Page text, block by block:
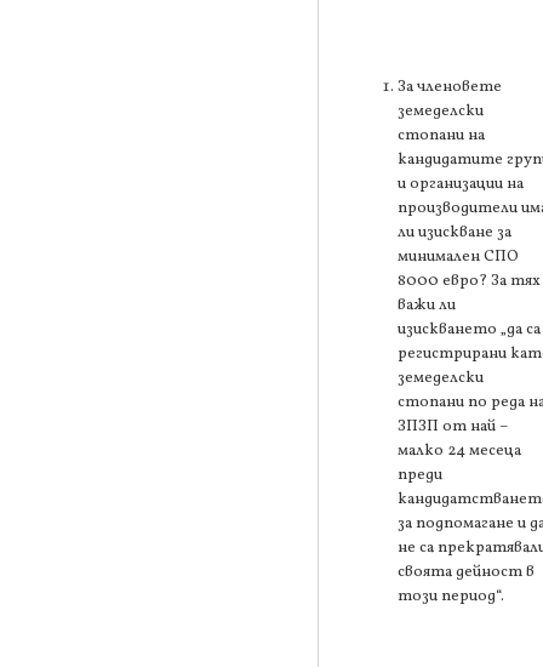
За членовете
земеделски
стопани на
кандидатите
и организации на
производители
ли изискване за
минимален СПО
8000 евро? За тях
важи ли
изискването „да са
регистрирани
земеделски
стопани по реда
ЗПЗП от най –
малко 24 месеца
преди
за подпомагане и
не са
своята дейност в
този период“.